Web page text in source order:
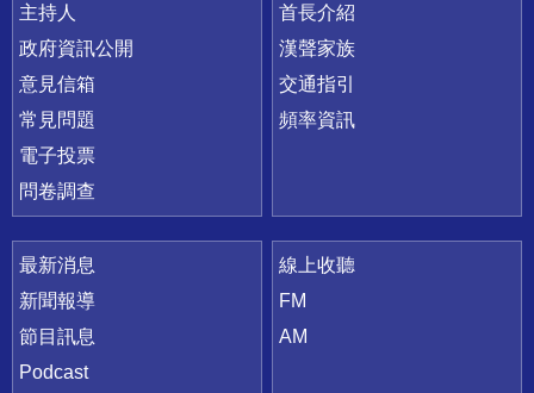
主持人
政府資訊公開
意見信箱
常見問題
電子投票
問卷調查
首長介紹
漢聲家族
交通指引
頻率資訊
最新消息
新聞報導
節目訊息
Podcast
線上收聽
FM
AM